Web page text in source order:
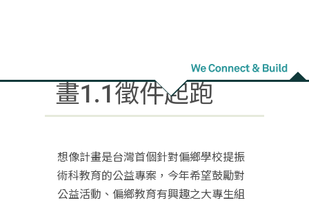
2021法藍瓷想像計
畫1.1徵件起跑
想像計畫是台灣首個針對偏鄉學校提振
術科教育的公益專案， 今年希望鼓勵對
公益活動、偏鄉教育有興趣之大專生組